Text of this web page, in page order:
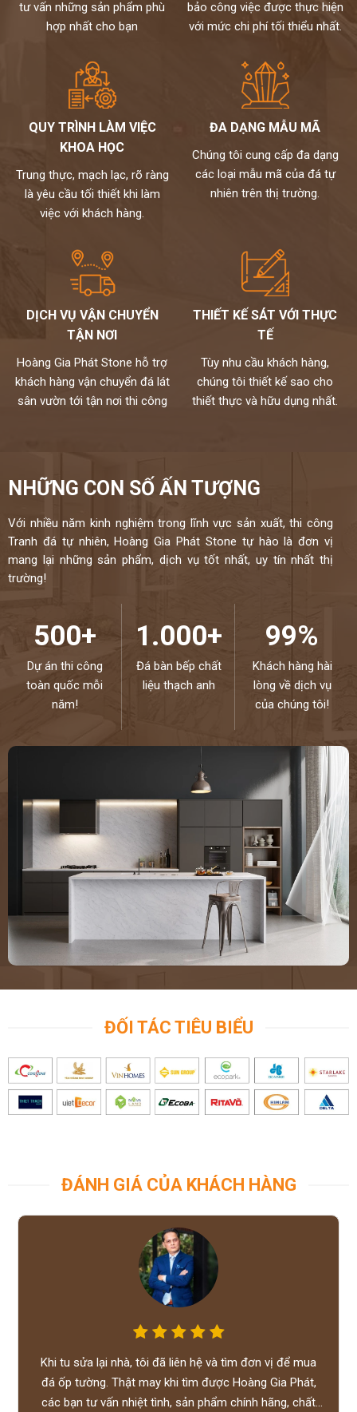
tư vấn những sản phẩm phù
hợp nhất cho bạn
bảo công việc được thực hiện
với mức chi phí tối thiểu nhất.
QUY TRÌNH LÀM VIỆC
KHOA HỌC
Trung thực, mạch lạc, rõ ràng
là yêu cầu tối thiết khi làm
việc với khách hàng.
ĐA DẠNG MẪU MÃ
Chúng tôi cung cấp đa dạng
các loại mẫu mã của đá tự
nhiên trên thị trường.
DỊCH VỤ VẬN CHUYỂN
TẬN NƠI
Hoàng Gia Phát Stone hỗ trợ
khách hàng vận chuyển đá lát
sân vườn tới tận nơi thi công
THIẾT KẾ SÁT VỚI THỰC
TẾ
Tùy nhu cầu khách hàng,
chúng tôi thiết kế sao cho
thiết thực và hữu dụng nhất.
NHỮNG CON SỐ ẤN TƯỢNG
Với nhiều năm kinh nghiệm trong lĩnh vực sản xuất, thi công
Tranh đá tự nhiên, Hoàng Gia Phát Stone tự hào là đơn vị
mang lại những sản phẩm, dịch vụ tốt nhất, uy tín nhất thị
trường!
500+
Dự án thi công
toàn quốc mỗi
năm!
1.000+
Đá bàn bếp chất
liệu thạch anh
99%
Khách hàng hài
lòng về dịch vụ
của chúng tôi!
ĐỐI TÁC TIÊU BIỂU
ĐÁNH GIÁ CỦA KHÁCH HÀNG
Khi tu sửa lại nhà, tôi đã liên hệ và tìm đơn vị để mua
đá ốp tường. Thật may khi tìm được Hoàng Gia Phát,
các bạn tư vấn nhiệt tình, sản phẩm chính hãng, chất